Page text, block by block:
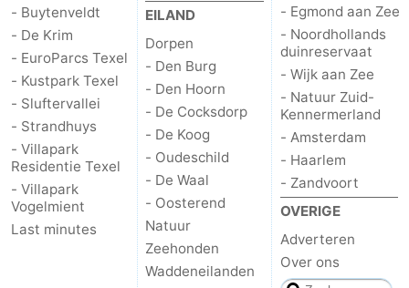
- Buytenveldt
- De Krim
- EuroParcs Texel
- Kustpark Texel
- Sluftervallei
- Strandhuys
- Villapark
Residentie Texel
- Villapark
Vogelmient
Last minutes
EILAND
Dorpen
- Den Burg
- Den Hoorn
- De Cocksdorp
- De Koog
- Oudeschild
- De Waal
- Oosterend
Natuur
Zeehonden
Waddeneilanden
- Egmond aan Zee
- Noordhollands
duinreservaat
- Wijk aan Zee
- Natuur Zuid-
Kennermerland
- Amsterdam
- Haarlem
- Zandvoort
OVERIGE
Adverteren
Over ons